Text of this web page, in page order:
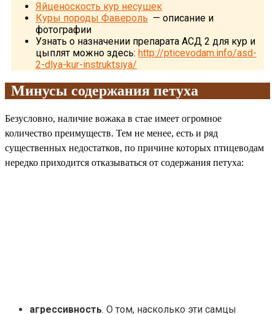
Яйценоскость кур несушек
Куры породы Фавероль — описание и
фотографии
Узнать о назначении препарата АСД 2 для кур и
цыплят можно здесь: http://pticevodam.info/asd-
2-dlya-kur-instruktsiya/
Минусы содержания петуха
Безусловно, наличие вожака в стае имеет огромное
количество преимуществ. Тем не менее, есть и ряд
существенных недостатков, по причине которых птицеводам
нередко приходится отказываться от содержания петуха:
агрессивность. О том, насколько эти самцы